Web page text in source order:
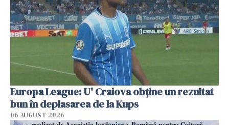
Europa League: U' Craiova obține un rezultat
bun în deplasarea de la Kups
06 AUGUST 2026